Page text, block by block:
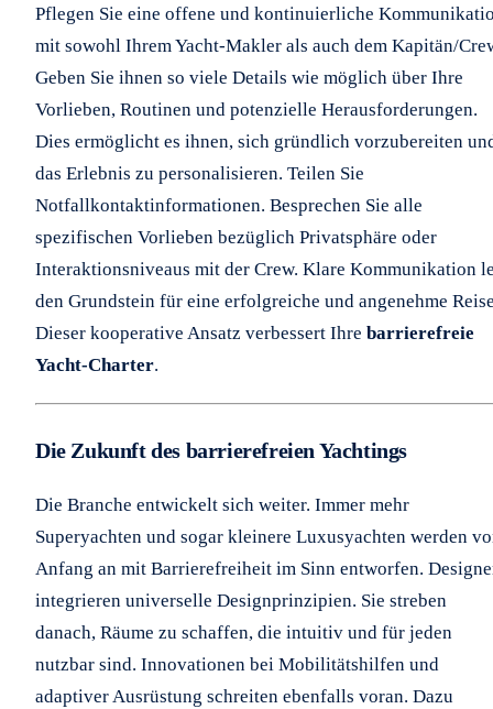
Pflegen Sie eine offene und kontinuierliche
mit sowohl Ihrem Yacht-Makler als auch dem Kapitän/
Geben Sie ihnen so viele Details wie möglich über Ihre
Vorlieben, Routinen und potenzielle Herausforderungen.
Dies ermöglicht es ihnen, sich gründlich vorzubereiten
das Erlebnis zu personalisieren. Teilen Sie
Notfallkontaktinformationen. Besprechen Sie alle
spezifischen Vorlieben bezüglich Privatsphäre oder
Interaktionsniveaus mit der Crew. Klare Kommunikation
den Grundstein für eine erfolgreiche und angenehme
Dieser kooperative Ansatz verbessert Ihre barrierefreie
Yacht-Charter.
Die Zukunft des barrierefreien Yachtings
Die Branche entwickelt sich weiter. Immer mehr
Superyachten und sogar kleinere Luxusyachten werden
Anfang an mit Barrierefreiheit im Sinn entworfen.
integrieren universelle Designprinzipien. Sie streben
danach, Räume zu schaffen, die intuitiv und für jeden
nutzbar sind. Innovationen bei Mobilitätshilfen und
adaptiver Ausrüstung schreiten ebenfalls voran. Dazu